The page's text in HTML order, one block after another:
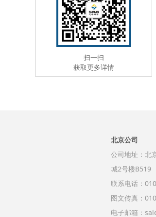
扫一扫
获取更多详情
北京公司
公司地址：北
城2号楼B519
联系电话：
图文传真：
电子邮箱：